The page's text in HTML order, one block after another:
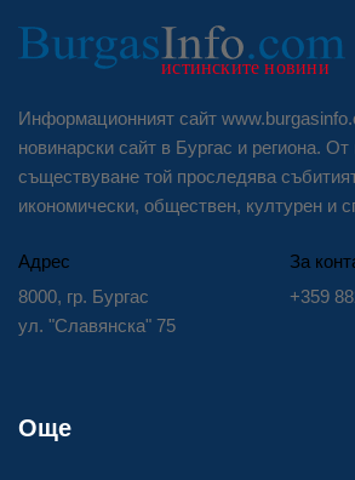
Информационният сайт
новинарски сайт в Бургас и региона.
съществуване той проследява
икономически, обществен, културен и
Адрес
8000, гр. Бургас
ул. "Славянска" 75
За
+359
Още